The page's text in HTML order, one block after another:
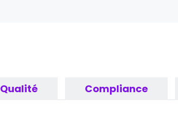
Qualité Compliance